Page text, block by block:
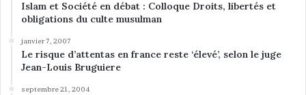
Islam et Société en débat : Colloque Droits, libertés et
obligations du culte musulman
janvier 7, 2007
Le risque d’attentas en france reste ‘élevé’, selon le juge
Jean-Louis Bruguiere
septembre 21, 2004